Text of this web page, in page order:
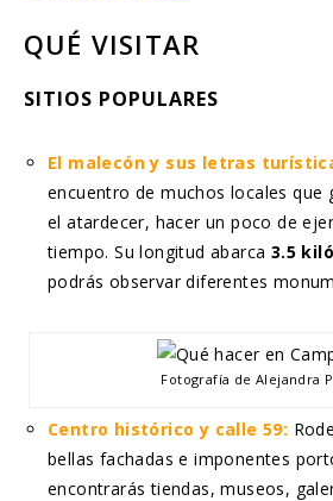
QUÉ VISITAR
SITIOS POPULARES
El malecón y sus letras
encuentro de muchos locales que
el atardecer, hacer un poco de
tiempo. Su longitud abarca 3.5
podrás observar diferentes
Fotografía de Alejandra
Centro histórico y calle 59: R
bellas fachadas e imponentes
encontrarás tiendas, museos,